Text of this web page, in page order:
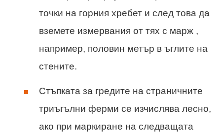
точки на горния хребет и след това да
вземете измервания от тях с марж ,
например, половин метър в ъглите на
стените.
Стъпката за гредите на страничните
триъгълни ферми се изчислява лесно,
ако при маркиране на следващата